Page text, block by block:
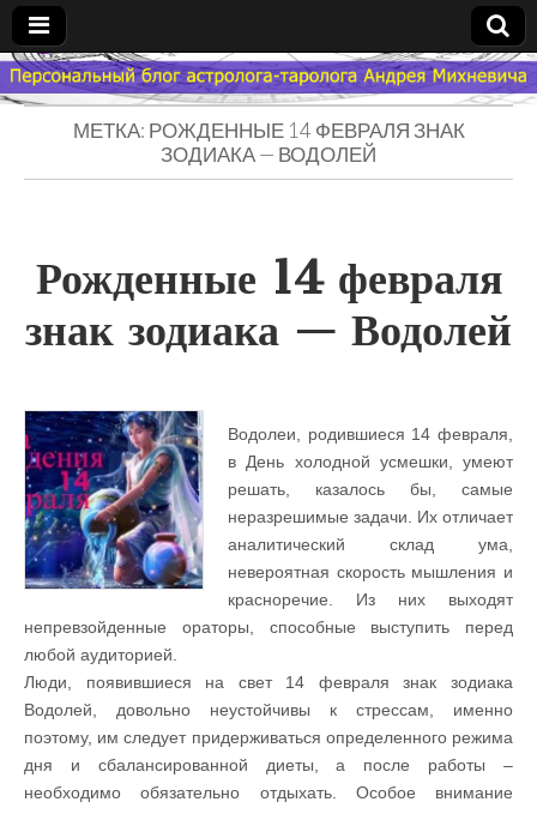
Гороскоп
Мой
Зодиака
— MZZ
МЕТКА: РОЖДЕННЫЕ 14 ФЕВРАЛЯ ЗНАК
ЗОДИАКА — ВОДОЛЕЙ
Рожденные 14 февраля
знак зодиака — Водолей
Водолеи, родившиеся 14 февраля,
в День холодной усмешки, умеют
решать, казалось бы, самые
неразрешимые задачи. Их отличает
аналитический склад ума,
невероятная скорость мышления и
красноречие. Из них выходят
непревзойденные ораторы, способные выступить перед
любой аудиторией.
Люди, появившиеся на свет 14 февраля знак зодиака
Водолей, довольно неустойчивы к стрессам, именно
поэтому, им следует придерживаться определенного режима
дня и сбалансированной диеты, а после работы –
необходимо обязательно отдыхать. Особое внимание